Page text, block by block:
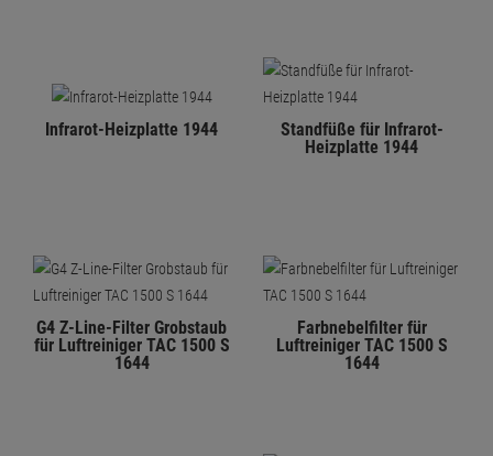
Infrarot-Heizplatte 1944
Standfüße für Infrarot-
Heizplatte 1944
G4 Z-Line-Filter Grobstaub
für Luftreiniger TAC 1500 S
1644
Farbnebelfilter für
Luftreiniger TAC 1500 S
1644